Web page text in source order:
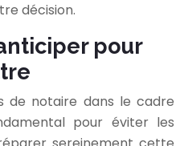
décision.
pour
de notaire dans le cadre
pour éviter les